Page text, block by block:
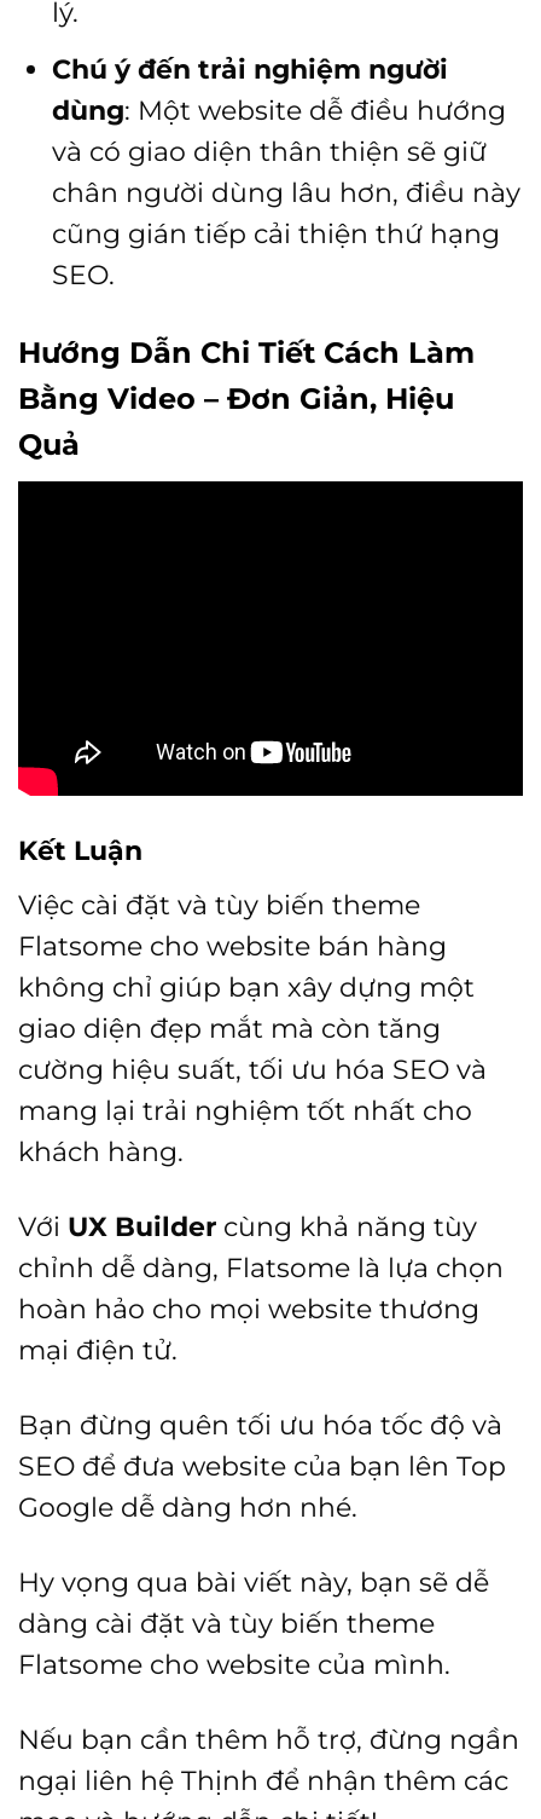
lý.
Chú ý đến trải nghiệm người
dùng: Một website dễ điều hướng
và có giao diện thân thiện sẽ giữ
chân người dùng lâu hơn, điều này
cũng gián tiếp cải thiện thứ hạng
SEO.
Hướng Dẫn Chi Tiết Cách Làm
Bằng Video – Đơn Giản, Hiệu
Quả
Kết Luận
Việc cài đặt và tùy biến theme
Flatsome cho website bán hàng
không chỉ giúp bạn xây dựng một
giao diện đẹp mắt mà còn tăng
cường hiệu suất, tối ưu hóa SEO và
mang lại trải nghiệm tốt nhất cho
khách hàng.
Với UX Builder cùng khả năng tùy
chỉnh dễ dàng, Flatsome là lựa chọn
hoàn hảo cho mọi website thương
mại điện tử.
Bạn đừng quên tối ưu hóa tốc độ và
SEO để đưa website của bạn lên Top
Google dễ dàng hơn nhé.
Hy vọng qua bài viết này, bạn sẽ dễ
dàng cài đặt và tùy biến theme
Flatsome cho website của mình.
Nếu bạn cần thêm hỗ trợ, đừng ngần
ngại liên hệ Thịnh để nhận thêm các